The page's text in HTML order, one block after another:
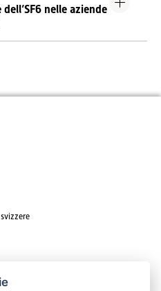
nelle aziende